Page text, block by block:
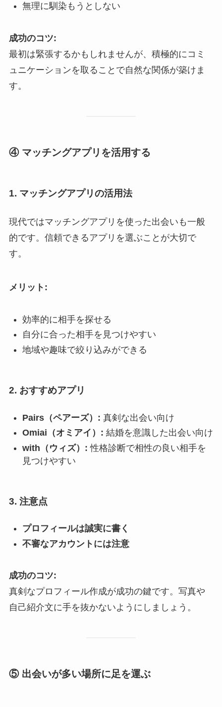
無理に馴染もうとしない
成功のコツ:
最初は緊張するかもしれませんが、積極的にコミ
ュニケーションを取ることで自然な関係が築けま
す。
④ マッチングアプリを活用する
1. マッチングアプリの活用法
現代ではマッチングアプリを使った出会いも一般
的です。信頼できるアプリを選ぶことが大切で
す。
メリット:
効率的に相手を探せる
自分に合った相手を見つけやすい
地域や趣味で絞り込みができる
2. おすすめアプリ
Pairs（ペアーズ）: 真剣な出会い向け
Omiai（オミアイ）: 結婚を意識した出会い向け
with（ウィズ）: 性格診断で相性の良い相手を
見つけやすい
3. 注意点
プロフィールは誠実に書く
不審なアカウントには注意
成功のコツ:
真剣なプロフィール作成が成功の鍵です。写真や
自己紹介文に手を抜かないようにしましょう。
⑤ 出会いが多い場所に足を運ぶ